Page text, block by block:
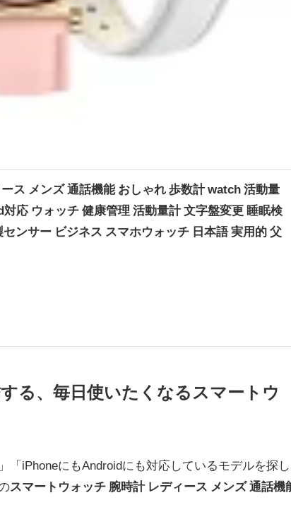
ス メンズ 通話機能 おしゃれ 歩数計 watch 活動量
応 ウォッチ 健康管理 活動量計 文字盤変更 睡眠検
ンサー ビジネス スマホウォッチ 日本語 実用的 父
る、毎日使いたくなるスマートウ
「iPhoneにもAndroidにも対応しているモデルを探し
スマートウォッチ 腕時計 レディース メンズ 通話機